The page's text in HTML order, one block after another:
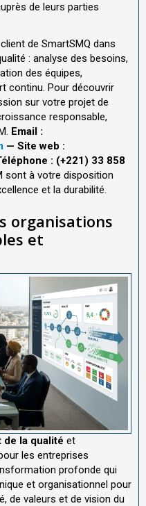
de leurs parties
de SmartSMQ dans
: analyse des besoins,
des équipes,
continu. Pour découvrir
sur votre projet de
responsable,
Email :
— Site web :
: (+221) 33 858
sont à votre disposition
et la durabilité.
organisations
et
de la qualité et
les entreprises
profonde qui
et organisationnel pour
de valeurs et de vision du